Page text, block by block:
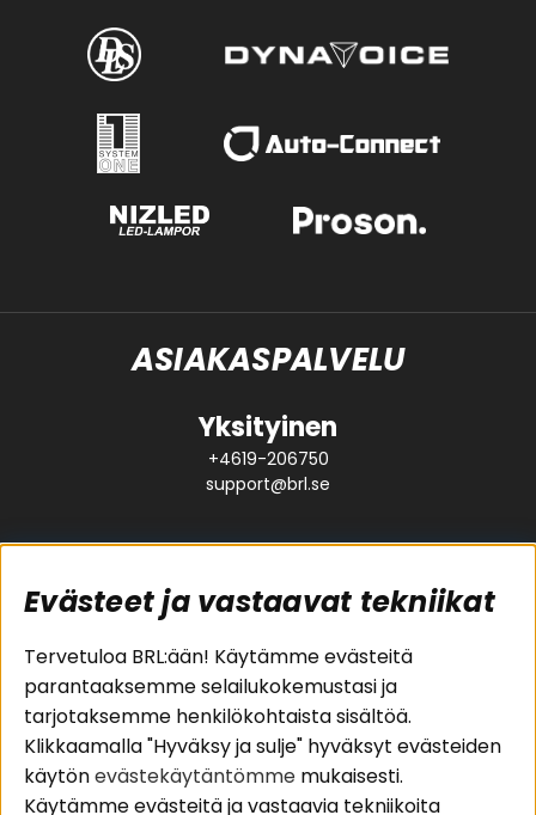
ASIAKASPALVELU
Yksityinen
+4619-206750
support@brl.se
Suositut sivut
Pakettiratkaisut
Autostereot
Kaiuttimet
Päätevahvistimet
Asiakaspalvelu
Evästeet
Huolto- ja
takuutiedot
Ostoehdot
Evästeet ja vastaavat tekniikat
Tervetuloa BRL:ään! Käytämme evästeitä
parantaaksemme selailukokemustasi ja
tarjotaksemme henkilökohtaista sisältöä.
Klikkaamalla "Hyväksy ja sulje" hyväksyt evästeiden
käytönevästekäytäntömme mukaisesti.
Käytämme evästeitä ja vastaavia tekniikoita